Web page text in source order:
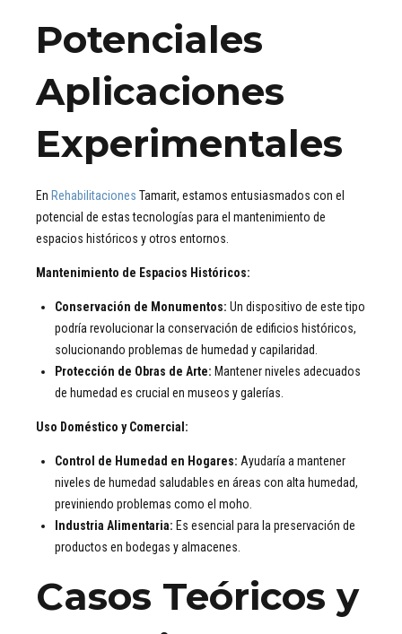
Potenciales
Aplicaciones
Experimentales
En Rehabilitaciones Tamarit, estamos entusiasmados con el
potencial de estas tecnologías para el mantenimiento de
espacios históricos y otros entornos.
Mantenimiento de Espacios Históricos:
Conservación de Monumentos: Un dispositivo de este tipo
podría revolucionar la conservación de edificios históricos,
solucionando problemas de humedad y capilaridad.
Protección de Obras de Arte: Mantener niveles adecuados
de humedad es crucial en museos y galerías.
Uso Doméstico y Comercial:
Control de Humedad en Hogares: Ayudaría a mantener
niveles de humedad saludables en áreas con alta humedad,
previniendo problemas como el moho.
Industria Alimentaria: Es esencial para la preservación de
productos en bodegas y almacenes.
Casos Teóricos y